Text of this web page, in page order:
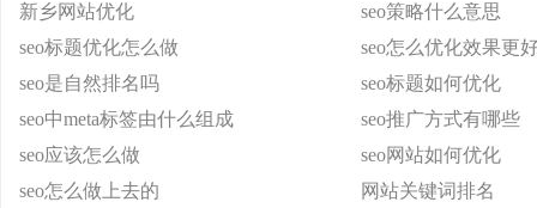
新乡网站优化
seo策略什么意思
seo标题优化怎么做
seo怎么优化效果更
seo是自然排名吗
seo标题如何优化
seo中meta标签由什么组成
seo推广方式有哪些
seo应该怎么做
seo网站如何优化
seo怎么做上去的
网站关键词排名